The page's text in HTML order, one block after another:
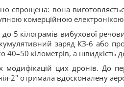
спрощена: вона
комерційною
5 кілограмів вибухової
заряд КЗ-6 або
40–50 кілометрів, а швидкість
модифікацій цих дронів. До
2" отримала вдосконалену